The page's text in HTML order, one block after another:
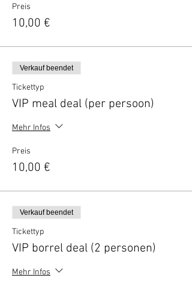
Preis
10,00 €
Verkauf beendet
Tickettyp
VIP meal deal (per persoon)
Mehr Infos
Preis
10,00 €
Verkauf beendet
Tickettyp
VIP borrel deal (2 personen)
Mehr Infos